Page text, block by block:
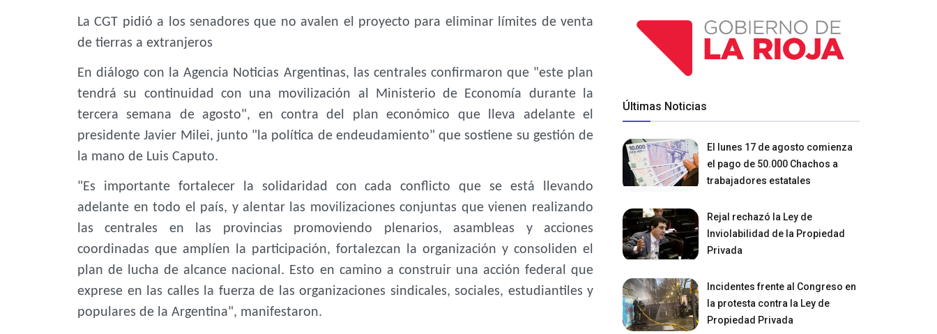
La CGT pidió a los senadores que no avalen el proyecto para eliminar límites de venta
de tierras a extranjeros
En diálogo con la Agencia Noticias Argentinas, las centrales confirmaron que "este plan
tendrá su continuidad con una movilización al Ministerio de Economía durante la
tercera semana de agosto", en contra del plan económico que lleva adelante el
presidente Javier Milei, junto "la política de endeudamiento" que sostiene su gestión de
la mano de Luis Caputo.
"Es importante fortalecer la solidaridad con cada conflicto que se está llevando
adelante en todo el país, y alentar las movilizaciones conjuntas que vienen realizando
las centrales en las provincias promoviendo plenarios, asambleas y acciones
coordinadas que amplíen la participación, fortalezcan la organización y consoliden el
plan de lucha de alcance nacional. Esto en camino a construir una acción federal que
exprese en las calles la fuerza de las organizaciones sindicales, sociales, estudiantiles y
populares de la Argentina", manifestaron.
Últimas Noticias
El lunes 17 de agosto comienza
el pago de 50.000 Chachos a
trabajadores estatales
Rejal rechazó la Ley de
Inviolabilidad de la Propiedad
Privada
Incidentes frente al Congreso en
la protesta contra la Ley de
Propiedad Privada